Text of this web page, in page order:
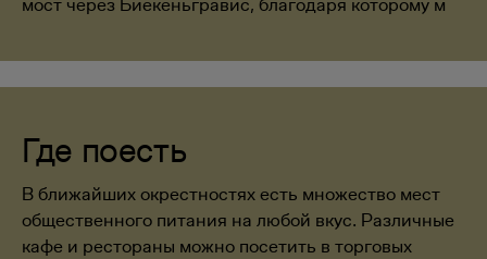
мост через Биекеньгравис, благодаря которому м
Где поесть
В ближайших окрестностях есть множество мест
общественного питания на любой вкус. Различные
кафе и рестораны можно посетить в торговых